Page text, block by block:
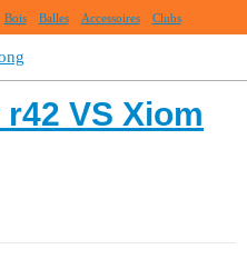
Bois Balles Accessoires Clubs
VS Xiom